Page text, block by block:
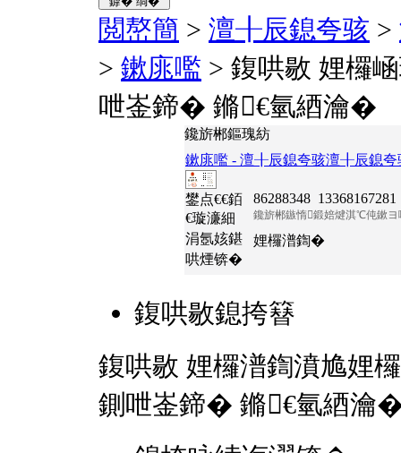
閲嶅簡 > 澶╂辰鎴夸骇 >
> 鏉庣嚂 > 鍑哄敭 娌欏
呭崟鍗� 鏅€氫綇瀹�
鑱旂郴鏂瑰紡
鏉庣嚂 - 澶╂辰鎴夸骇澶╂辰鎴
鐢点€€銆
€璇濓細
86288348 13368167281
鑱旂郴鏃惰鍛婄煡淇℃伅鏉ヨ
涓氬姟鍖
哄煙锛�
娌欏潽鍧�
鍑哄敭鎴挎簮
鍑哄敭 娌欏潽鍧濆尯娌
鍘呭崟鍗� 鏅€氫綇瀹